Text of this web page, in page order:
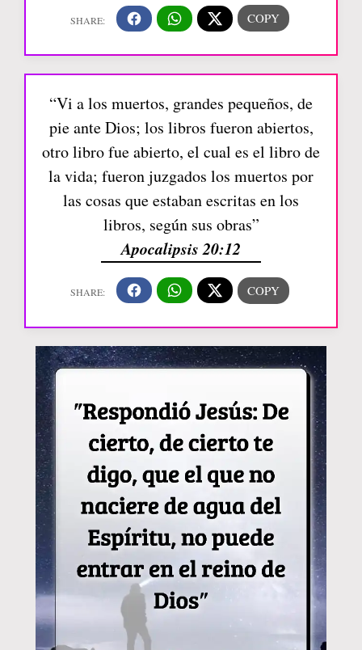
“Vi a los muertos, grandes pequeños, de
pie ante Dios; los libros fueron abiertos,
otro libro fue abierto, el cual es el libro de
la vida; fueron juzgados los muertos por
las cosas que estaban escritas en los
libros, según sus obras”
Apocalipsis 20:12